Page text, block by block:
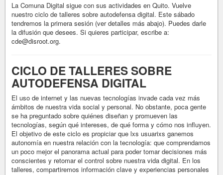
La Comuna Digital sigue con sus actividades en Quito. Vuelve
nuestro ciclo de talleres sobre autodefensa digital. Este sábado
tendremos la primera sesión (ver detalles más abajo). Puedes darle
la difusión que desees. Si quieres participar, escribe a:
cde@disroot.org.
CICLO DE TALLERES SOBRE
AUTODEFENSA DIGITAL
El uso de internet y las nuevas tecnologías invade cada vez más
ámbitos de nuestra vida social y personal. No obstante, poca gente
se ha preguntado sobre quiénes diseñan y promueven las
tecnologías, según qué intereses, de qué forma y cómo nos influyen.
El objetivo de este ciclo es propiciar que lxs usuarixs ganemos
autonomía en nuestra relación con la tecnología: que comprendamos
un poco mejor el panorama actual para poder tomar decisiones más
conscientes y retomar el control sobre nuestra vida digital. En los
talleres, compartiremos información clave y experiencias personales